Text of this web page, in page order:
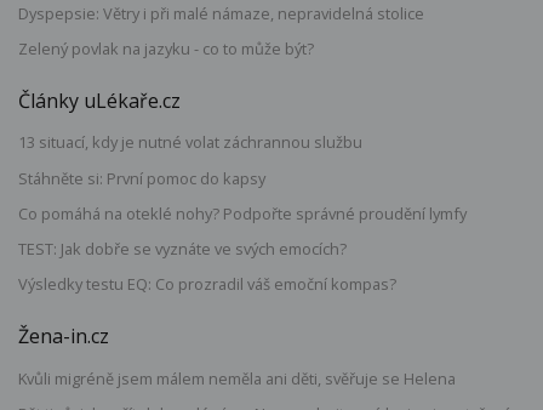
Dyspepsie: Větry i při malé námaze, nepravidelná stolice
Zelený povlak na jazyku - co to může být?
Články uLékaře.cz
13 situací, kdy je nutné volat záchrannou službu
Stáhněte si: První pomoc do kapsy
Co pomáhá na oteklé nohy? Podpořte správné proudění lymfy
TEST: Jak dobře se vyznáte ve svých emocích?
Výsledky testu EQ: Co prozradil váš emoční kompas?
Žena-in.cz
Kvůli migréně jsem málem neměla ani děti, svěřuje se Helena